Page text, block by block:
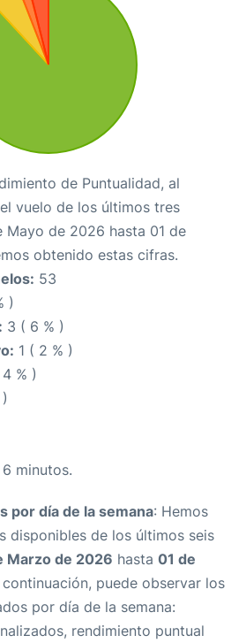
de Puntualidad, al
vuelo de los últimos tres
Mayo de 2026 hasta 01 de
obtenido estas cifras.
53
)
3 ( 6 % )
1 ( 2 % )
% )
6 minutos.
por día de la semana: Hemos
disponibles de los últimos seis
Marzo de 2026 hasta 01 de
continuación, puede observar los
por día de la semana:
rendimiento puntual